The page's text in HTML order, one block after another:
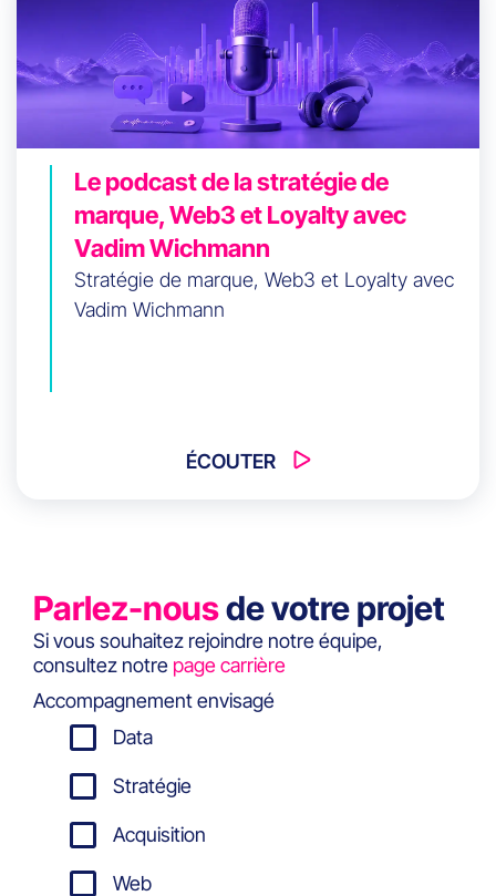
Le podcast de la stratégie de
marque, Web3 et Loyalty avec
Vadim Wichmann
Stratégie de marque, Web3 et Loyalty avec
Vadim Wichmann
ÉCOUTER
Parlez-nousde votre projet
Si vous souhaitez rejoindre notre équipe,
consultez notre page carrière
Accompagnement envisagé
Data
Stratégie
Acquisition
Web